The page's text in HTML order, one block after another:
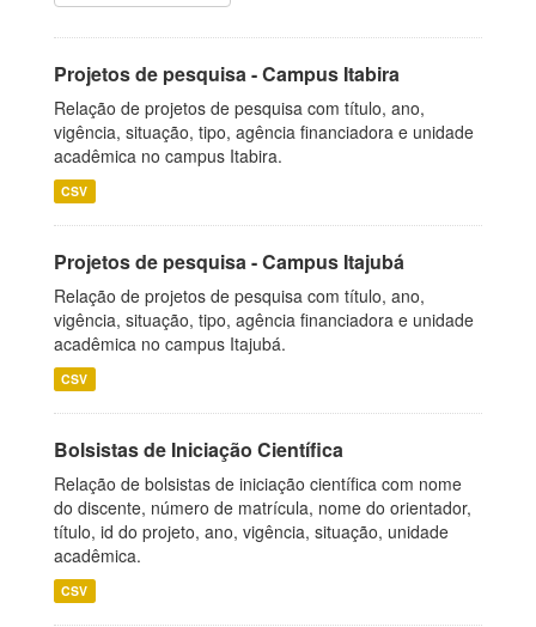
Projetos de pesquisa - Campus Itabira
Relação de projetos de pesquisa com título, ano,
vigência, situação, tipo, agência financiadora e unidade
acadêmica no campus Itabira.
CSV
Projetos de pesquisa - Campus Itajubá
Relação de projetos de pesquisa com título, ano,
vigência, situação, tipo, agência financiadora e unidade
acadêmica no campus Itajubá.
CSV
Bolsistas de Iniciação Científica
Relação de bolsistas de iniciação científica com nome
do discente, número de matrícula, nome do orientador,
título, id do projeto, ano, vigência, situação, unidade
acadêmica.
CSV